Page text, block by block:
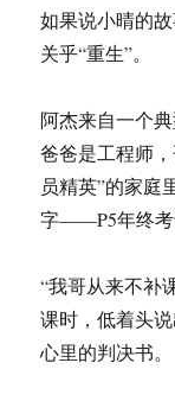
如果说小晴的
关乎“重生”。
阿杰来自一个
爸爸是工程师
员精英”的家庭
字——P5年终考
“我哥从来不补
课时，低着头
心里的判决书。